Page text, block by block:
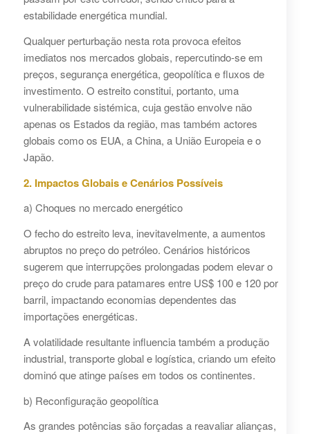
estabilidade energética mundial.
Qualquer perturbação nesta rota provoca efeitos
imediatos nos mercados globais, repercutindo-se em
preços, segurança energética, geopolítica e fluxos de
investimento. O estreito constitui, portanto, uma
vulnerabilidade sistémica, cuja gestão envolve não
apenas os Estados da região, mas também actores
globais como os EUA, a China, a União Europeia e o
Japão.
2. Impactos Globais e Cenários Possíveis
a) Choques no mercado energético
O fecho do estreito leva, inevitavelmente, a aumentos
abruptos no preço do petróleo. Cenários históricos
sugerem que interrupções prolongadas podem elevar o
preço do crude para patamares entre US$ 100 e 120 por
barril, impactando economias dependentes das
importações energéticas.
A volatilidade resultante influencia também a produção
industrial, transporte global e logística, criando um efeito
dominó que atinge países em todos os continentes.
b) Reconfiguração geopolítica
As grandes potências são forçadas a reavaliar alianças,